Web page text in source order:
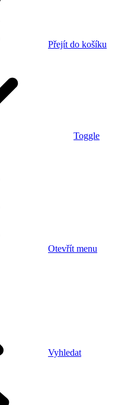
Přejít do košíku
Toggle
Otevřít menu
Vyhledat